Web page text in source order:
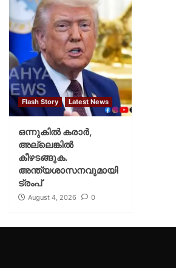
Flash Story Latest News
ഒന്നുകില്‍ കരാര്‍,
അല്ലെങ്കില്‍
കീഴടങ്ങുക.
അന്ത്യശാസനവുമായി
ട്രംപ്
August 4, 2026 0